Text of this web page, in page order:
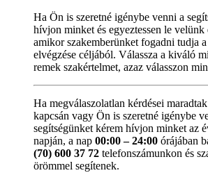
Ha Ön is szeretné igénybe venni a
hívjon minket és egyeztessen le
amikor szakemberünket fogadni tudja
elvégzése céljából. Válassza a kiváló
remek szakértelmet, azaz válasszon
Ha megválaszolatlan kérdései maradtak
kapcsán vagy Ön is szeretné igénybe
segítségünket kérem hívjon minket az
napján, a nap 00:00 – 24:00 órájában
(70) 600 37 72 telefonszámunkon és
örömmel segítenek.